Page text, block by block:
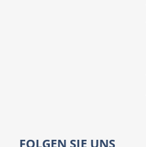
FOLGEN SIE UNS